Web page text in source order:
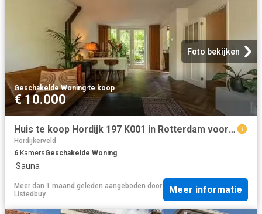
Foto bekijken
Geschakelde Woning·te koop
€ 10.000
Huis te koop Hordijk 197 K001 in Rotterdam voor € 450.000
Hordijkerveld
6 KamersGeschakelde Woning
·Sauna
Meer dan 1 maand geleden aangeboden door
Listedbuy
Meer informatie